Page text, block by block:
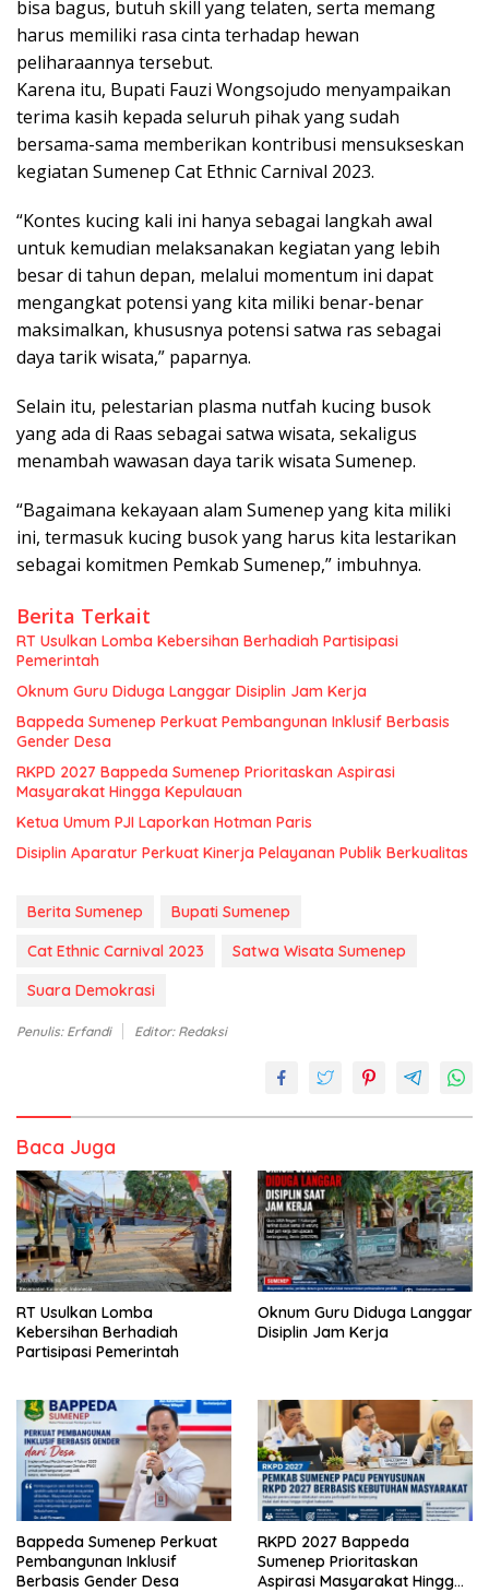
bisa bagus, butuh skill yang telaten, serta memang
harus memiliki rasa cinta terhadap hewan
peliharaannya tersebut.
Karena itu, Bupati Fauzi Wongsojudo menyampaikan
terima kasih kepada seluruh pihak yang sudah
bersama-sama memberikan kontribusi mensukseskan
kegiatan Sumenep Cat Ethnic Carnival 2023.
“Kontes kucing kali ini hanya sebagai langkah awal
untuk kemudian melaksanakan kegiatan yang lebih
besar di tahun depan, melalui momentum ini dapat
mengangkat potensi yang kita miliki benar-benar
maksimalkan, khususnya potensi satwa ras sebagai
daya tarik wisata,” paparnya.
Selain itu, pelestarian plasma nutfah kucing busok
yang ada di Raas sebagai satwa wisata, sekaligus
menambah wawasan daya tarik wisata Sumenep.
“Bagaimana kekayaan alam Sumenep yang kita miliki
ini, termasuk kucing busok yang harus kita lestarikan
sebagai komitmen Pemkab Sumenep,” imbuhnya.
Berita Terkait
RT Usulkan Lomba Kebersihan Berhadiah Partisipasi
Pemerintah
Oknum Guru Diduga Langgar Disiplin Jam Kerja
Bappeda Sumenep Perkuat Pembangunan Inklusif Berbasis
Gender Desa
RKPD 2027 Bappeda Sumenep Prioritaskan Aspirasi
Masyarakat Hingga Kepulauan
Ketua Umum PJI Laporkan Hotman Paris
Disiplin Aparatur Perkuat Kinerja Pelayanan Publik Berkualitas
Berita Sumenep
Bupati Sumenep
Cat Ethnic Carnival 2023
Satwa Wisata Sumenep
Suara Demokrasi
Penulis: Erfandi Editor: Redaksi
Baca Juga
RT Usulkan Lomba
Kebersihan Berhadiah
Partisipasi Pemerintah
Oknum Guru Diduga Langgar
Disiplin Jam Kerja
Bappeda Sumenep Perkuat
Pembangunan Inklusif
Berbasis Gender Desa
RKPD 2027 Bappeda
Sumenep Prioritaskan
Aspirasi Masyarakat Hingga